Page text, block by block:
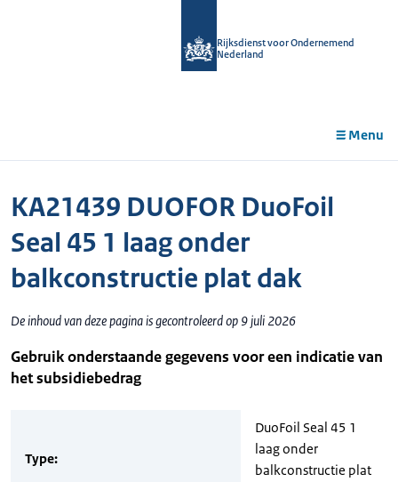
Rijksdienst voor Ondernemend
Nederland
Menu
KA21439 DUOFOR DuoFoil
Seal 45 1 laag onder
balkconstructie plat dak
De inhoud van deze pagina is gecontroleerd op 9 juli 2026
Gebruik onderstaande gegevens voor een indicatie van
het subsidiebedrag
Type:
DuoFoil Seal 45 1
laag onder
balkconstructie plat